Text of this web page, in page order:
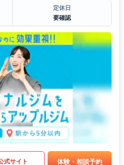
定休日
要確認
式サイト 体験・相談予約